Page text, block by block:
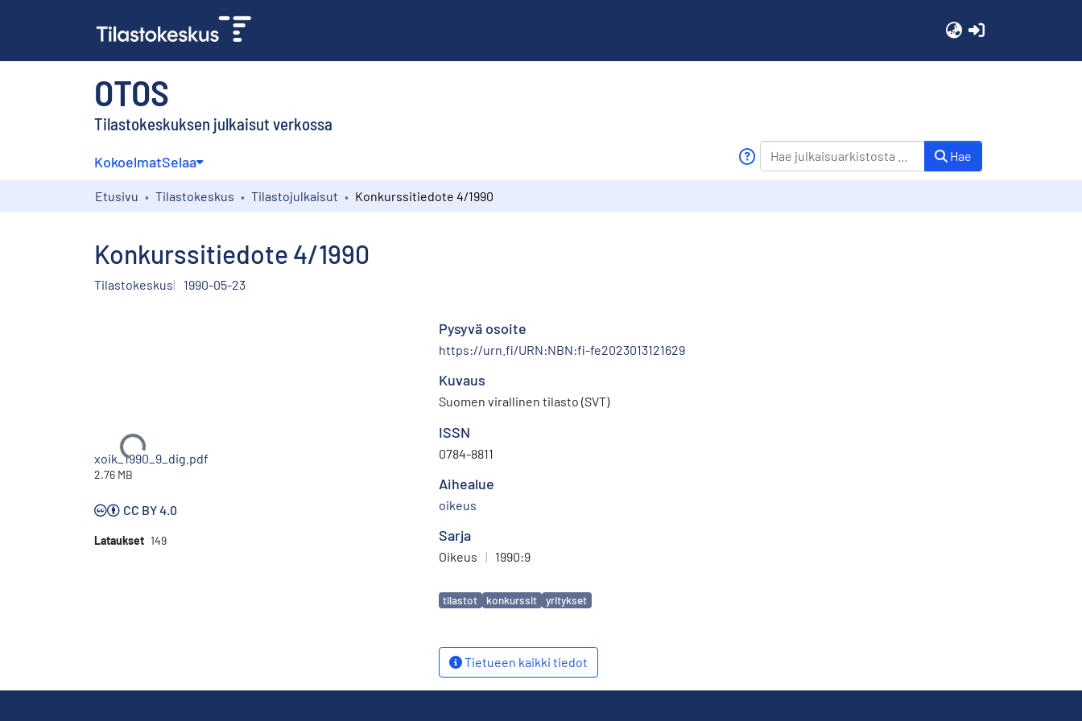
OTOS
Tilastokeskuksen julkaisut verkossa
KokoelmatSelaa Hae
Etusivu Tilastokeskus Tilastojulkaisut Konkurssitiedote 4/1990
Konkurssitiedote 4/1990
Tilastokeskus 1990-05-23
Ladataan...
xoik_1990_9_dig.pdf
2.76 MB
CC BY 4.0
Lataukset 149
Pysyvä osoite
https://urn.fi/URN:NBN:fi-fe2023013121629
Kuvaus
Suomen virallinen tilasto (SVT)
ISSN
0784-8811
Aihealue
oikeus
Sarja
Oikeus | 1990:9
Avainsanat
tilastot konkurssit yritykset
Tietueen kaikki tiedot